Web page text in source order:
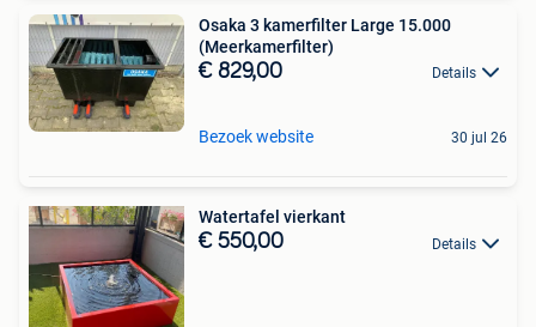
Osaka 3 kamerfilter Large 15.000
(Meerkamerfilter)
€ 829,00 Details
Bezoek website 30 jul 26
Watertafel vierkant
€ 550,00 Details